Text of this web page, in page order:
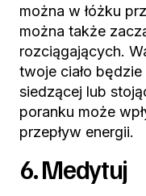
można w łóżku
można także
rozciągających.
twoje ciało
siedzącej lub
poranku może
przepływ energii.
6. Medytuj